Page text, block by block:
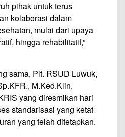
pihak untuk terus
kolaborasi dalam
mulai dari upaya
hingga rehabilitatif,”
sama, Plt. RSUD Luwuk,
M.Ked.Klin,
yang diresmikan hari
standarisasi yang ketat
yang telah ditetapkan.